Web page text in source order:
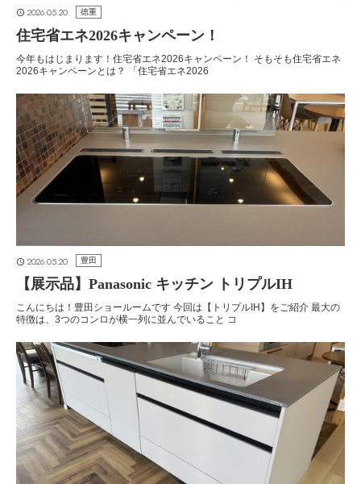
2026.05.20 徳重
住宅省エネ2026キャンペーン！
今年もはじまります！住宅省エネ2026キャンペーン！ そもそも住宅省エネ
2026キャンペーンとは？ 「住宅省エネ2026
2026.05.20 豊田
【展示品】Panasonic キッチン トリプルIH
こんにちは！豊田ショールームです 今回は【トリプルIH】をご紹介 最大の
特徴は、3つのコンロが横一列に並んでいること コ